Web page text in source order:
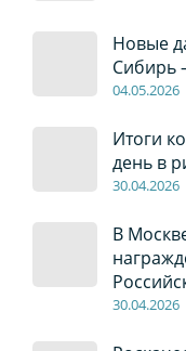
Новые
Сибирь
04.05.2026
Итоги
день в
30.04.2026
В
30.04.2026